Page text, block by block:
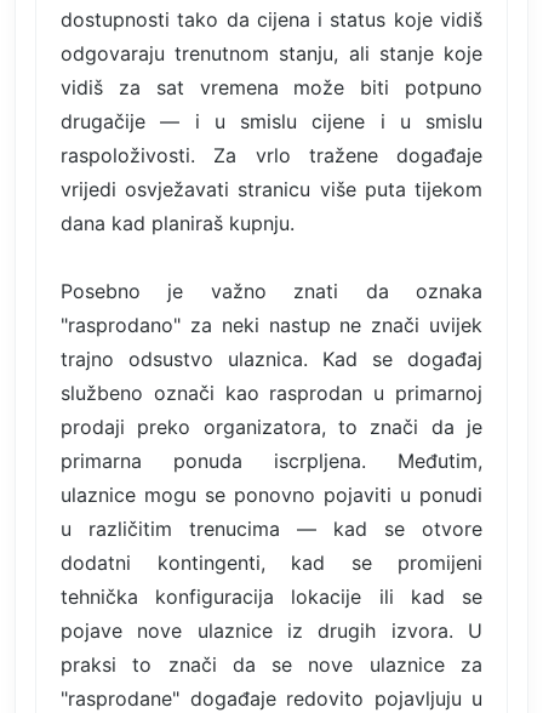
dostupnosti tako da cijena i status koje vidiš
odgovaraju trenutnom stanju, ali stanje koje
vidiš za sat vremena može biti potpuno
drugačije — i u smislu cijene i u smislu
raspoloživosti. Za vrlo tražene događaje
vrijedi osvježavati stranicu više puta tijekom
dana kad planiraš kupnju.
Posebno je važno znati da oznaka
"rasprodano" za neki nastup ne znači uvijek
trajno odsustvo ulaznica. Kad se događaj
službeno označi kao rasprodan u primarnoj
prodaji preko organizatora, to znači da je
primarna ponuda iscrpljena. Međutim,
ulaznice mogu se ponovno pojaviti u ponudi
u različitim trenucima — kad se otvore
dodatni kontingenti, kad se promijeni
tehnička konfiguracija lokacije ili kad se
pojave nove ulaznice iz drugih izvora. U
praksi to znači da se nove ulaznice za
"rasprodane" događaje redovito pojavljuju u